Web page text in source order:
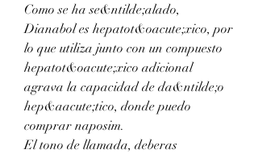
Como se ha se&ntilde;alado,
Dianabol es hepatot&oacute;xico, por
lo que utiliza junto con un compuesto
hepatot&oacute;xico adicional
agrava la capacidad de da&ntilde;o
hep&aacute;tico, donde puedo
comprar naposim.
El tono de llamada, deberas